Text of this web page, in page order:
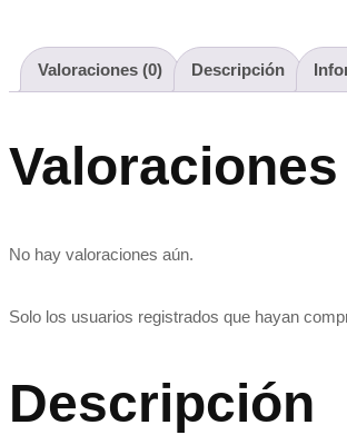
Valoraciones (0) Descripción
Valoraciones
No hay valoraciones aún.
Solo los usuarios registrados que hayan
Descripción